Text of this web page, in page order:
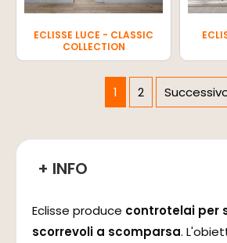
ECLISSE LUCE - CLASSIC
COLLECTION
1 2
+ INFO
Eclisse produce controtelai per
scorrevoli a scomparsa.